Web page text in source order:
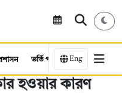
ভর্তি পরীক্ষা কর্মসংস্থান
Eng
হওয়ার কারণ